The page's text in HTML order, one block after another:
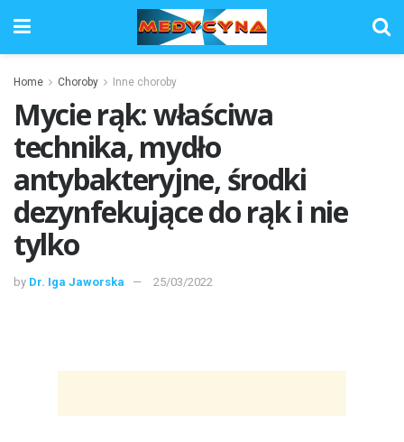
Home Choroby Inne choroby
Mycie rąk: właściwa
technika, mydło
antybakteryjne, środki
dezynfekujące do rąk i nie
tylko
by Dr. Iga Jaworska 25/03/2022